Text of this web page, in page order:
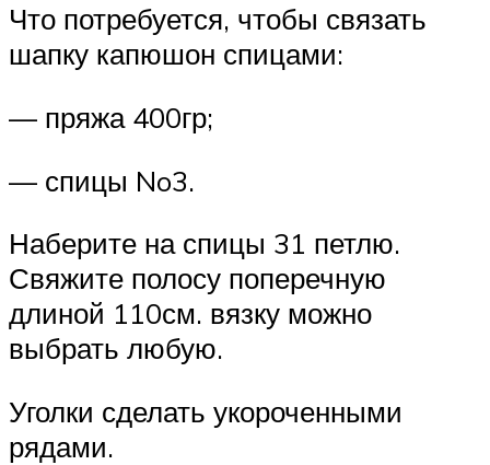
Что потребуется, чтобы связать
шапку капюшон спицами:
— пряжа 400гр;
— спицы No3.
Наберите на спицы 31 петлю.
Свяжите полосу поперечную
длиной 110см. вязку можно
выбрать любую.
Уголки сделать укороченными
рядами.